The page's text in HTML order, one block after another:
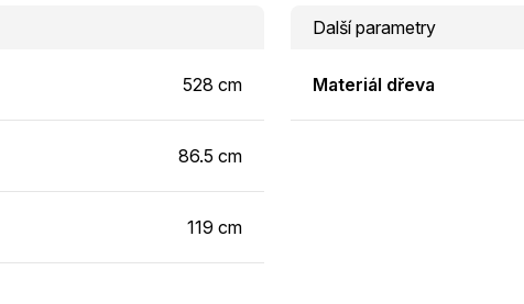
528 cm
86.5 cm
119 cm
Další parametry
Materiál dřeva